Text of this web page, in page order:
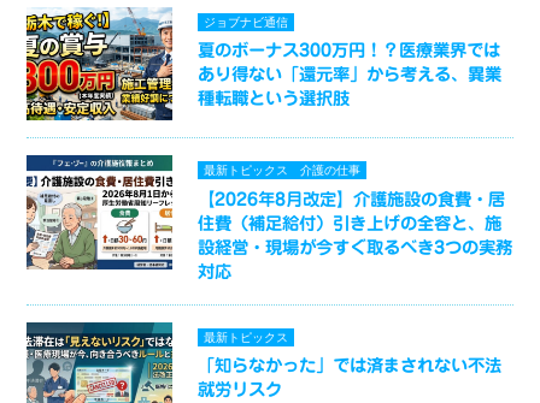
ジョブナビ通信
夏のボーナス300万円！？医療業界では
あり得ない「還元率」から考える、異業
種転職という選択肢
最新トピックス 介護の仕事
【2026年8月改定】介護施設の食費・居
住費（補足給付）引き上げの全容と、施
設経営・現場が今すぐ取るべき3つの実務
対応
最新トピックス
「知らなかった」では済まされない不法
就労リスク